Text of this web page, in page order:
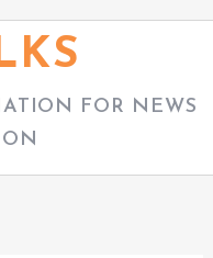
FOR NEWS